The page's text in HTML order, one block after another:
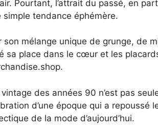
Pourtant, l’attrait du passé, en
simple tendance éphémère.
son mélange unique de grunge, de
sa place dans le cœur et les
des années 90 n’est pas
d’une époque qui a repoussé
de la mode d’aujourd’hui.